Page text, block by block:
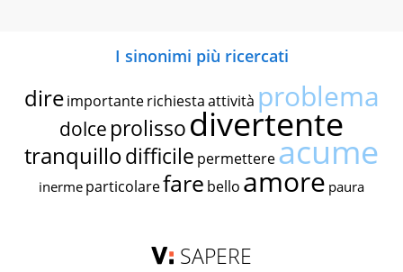
I sinonimi più ricercati
dire importante richiestaattività problema
dolce prolissodivertente
tranquillodifficile permettereacume
inerme particolarefare bello amore paura
SAPERE